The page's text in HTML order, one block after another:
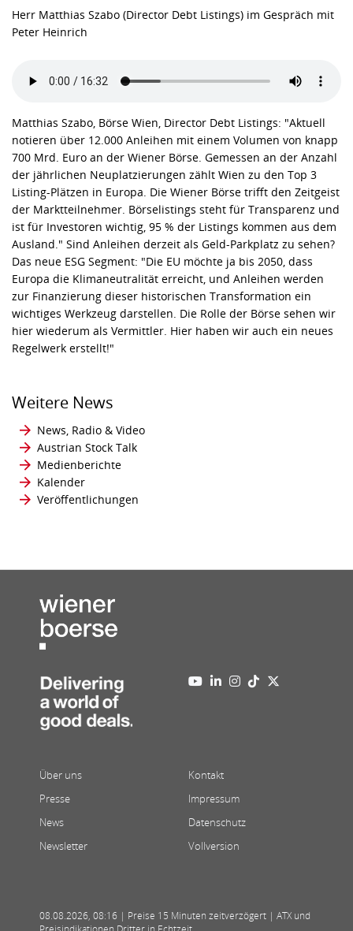
Herr Matthias Szabo (Director Debt Listings) im Gespräch mit
Peter Heinrich
Matthias Szabo, Börse Wien, Director Debt Listings: "Aktuell
notieren über 12.000 Anleihen mit einem Volumen von knapp
700 Mrd. Euro an der Wiener Börse. Gemessen an der Anzahl
der jährlichen Neuplatzierungen zählt Wien zu den Top 3
Listing-Plätzen in Europa. Die Wiener Börse trifft den Zeitgeist
der Marktteilnehmer. Börselistings steht für Transparenz und
ist für Investoren wichtig, 95 % der Listings kommen aus dem
Ausland." Sind Anleihen derzeit als Geld-Parkplatz zu sehen?
Das neue ESG Segment: "Die EU möchte ja bis 2050, dass
Europa die Klimaneutralität erreicht, und Anleihen werden
zur Finanzierung dieser historischen Transformation ein
wichtiges Werkzeug darstellen. Die Rolle der Börse sehen wir
hier wiederum als Vermittler. Hier haben wir auch ein neues
Regelwerk erstellt!"
Weitere News
News, Radio & Video
Austrian Stock Talk
Medienberichte
Kalender
Veröffentlichungen
Über uns
Presse
News
Newsletter
Kontakt
Impressum
Datenschutz
Vollversion
08.08.2026, 08:16 | Preise 15 Minuten zeitverzögert | ATX und